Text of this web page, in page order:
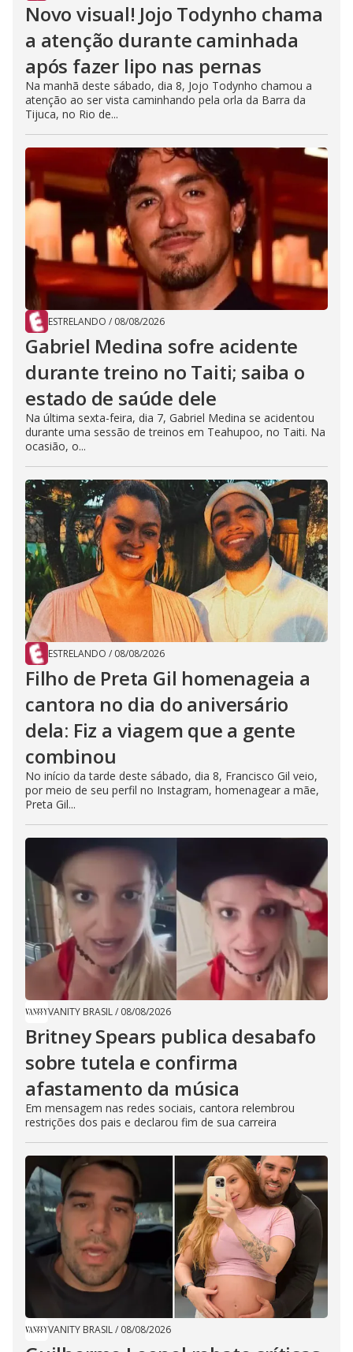
Novo visual! Jojo Todynho chama
a atenção durante caminhada
após fazer lipo nas pernas
Na manhã deste sábado, dia 8, Jojo Todynho chamou a
atenção ao ser vista caminhando pela orla da Barra da
Tijuca, no Rio de...
ESTRELANDO / 08/08/2026
Gabriel Medina sofre acidente
durante treino no Taiti; saiba o
estado de saúde dele
Na última sexta-feira, dia 7, Gabriel Medina se acidentou
durante uma sessão de treinos em Teahupoo, no Taiti. Na
ocasião, o...
ESTRELANDO / 08/08/2026
Filho de Preta Gil homenageia a
cantora no dia do aniversário
dela: Fiz a viagem que a gente
combinou
No início da tarde deste sábado, dia 8, Francisco Gil veio,
por meio de seu perfil no Instagram, homenagear a mãe,
Preta Gil...
VANITY BRASIL/ 08/08/2026
Britney Spears publica desabafo
sobre tutela e confirma
afastamento da música
Em mensagem nas redes sociais, cantora relembrou
restrições dos pais e declarou fim de sua carreira
VANITY BRASIL/ 08/08/2026